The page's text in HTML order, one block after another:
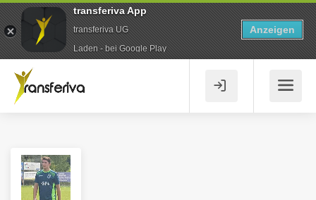
transferiva App
transferiva UG
Laden - bei Google Play
Anzeigen